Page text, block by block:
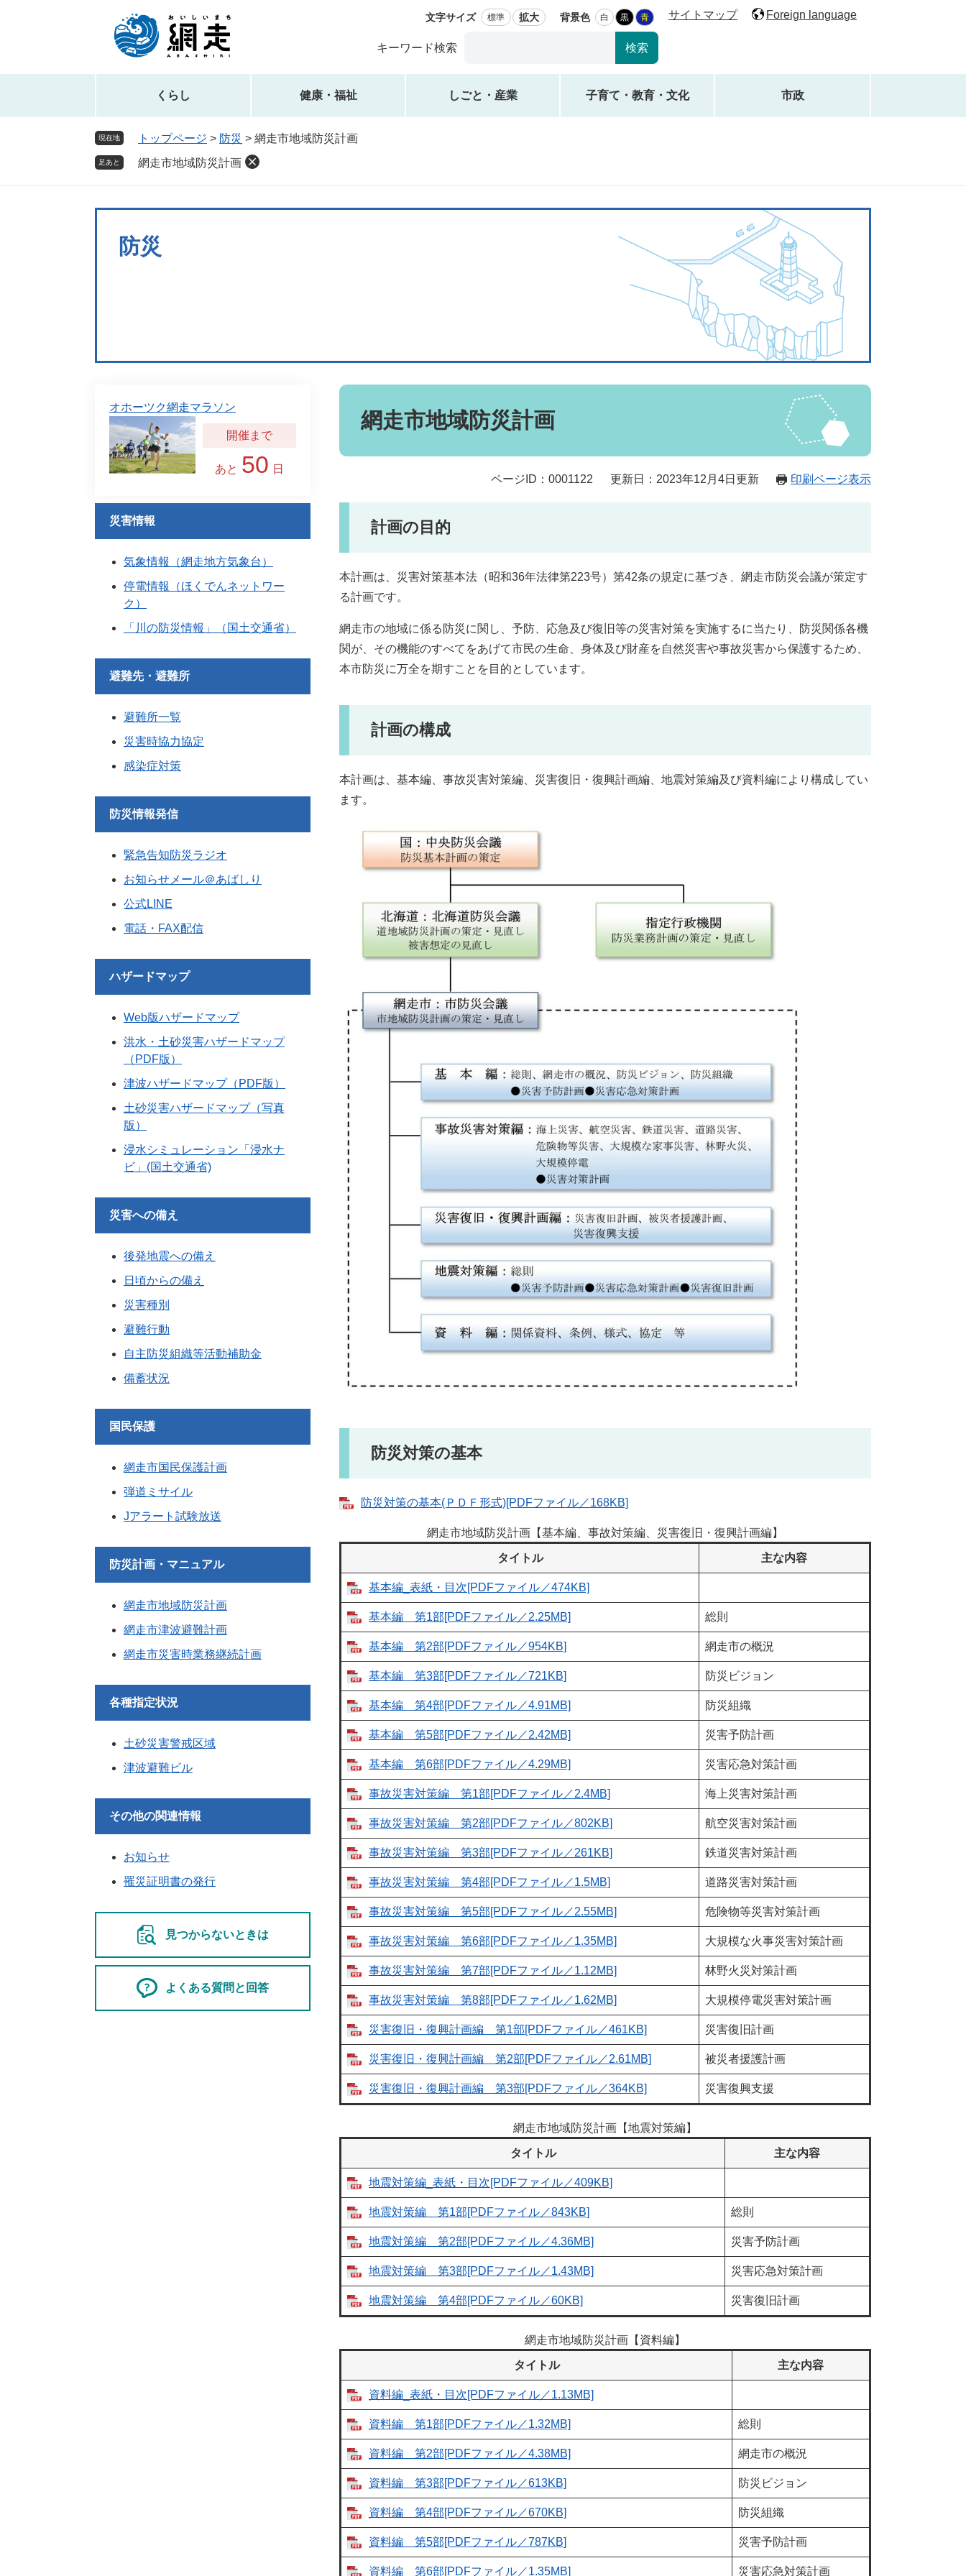
先
を
文字サイズ 標準 拡大 背景色 白 黒 青 サイトマップ Foreign language
キーワード検索
ス
タ
くらし 健康・福祉 しごと・産業 子育て・教育・文化 市政
現在地 トップページ > 防災 > 網走市地域防災計画
足あと 網走市地域防災計画
防災
本
網走市地域防災計画
ページID：0001122 更新日：2023年12月4日更新 印刷ページ表示
計画の目的
本計画は、災害対策基本法（昭和36年法律第223号）第42条の規定に基づき、網走市防災会議が策定す
る計画です。
網走市の地域に係る防災に関し、予防、応急及び復旧等の災害対策を実施するに当たり、防災関係各機
関が、その機能のすべてをあげて市民の生命、身体及び財産を自然災害や事故災害から保護するため、
本市防災に万全を期すことを目的としています。
計画の構成
本計画は、基本編、事故災害対策編、災害復旧・復興計画編、地震対策編及び資料編により構成してい
ます。
防災対策の基本
防災対策の基本(ＰＤＦ形式)[PDFファイル／168KB]
網走市地域防災計画【基本編、事故対策編、災害復旧・復興計画編】
タイトル 主な内容
基本編_表紙・目次[PDFファイル／474KB]
基本編 第1部[PDFファイル／2.25MB] 総則
基本編 第2部[PDFファイル／954KB] 網走市の概況
基本編 第3部[PDFファイル／721KB] 防災ビジョン
基本編 第4部[PDFファイル／4.91MB] 防災組織
基本編 第5部[PDFファイル／2.42MB] 災害予防計画
基本編 第6部[PDFファイル／4.29MB] 災害応急対策計画
事故災害対策編 第1部[PDFファイル／2.4MB] 海上災害対策計画
事故災害対策編 第2部[PDFファイル／802KB] 航空災害対策計画
事故災害対策編 第3部[PDFファイル／261KB] 鉄道災害対策計画
事故災害対策編 第4部[PDFファイル／1.5MB] 道路災害対策計画
事故災害対策編 第5部[PDFファイル／2.55MB] 危険物等災害対策計画
事故災害対策編 第6部[PDFファイル／1.35MB] 大規模な火事災害対策計画
事故災害対策編 第7部[PDFファイル／1.12MB] 林野火災対策計画
事故災害対策編 第8部[PDFファイル／1.62MB] 大規模停電災害対策計画
災害復旧・復興計画編 第1部[PDFファイル／461KB] 災害復旧計画
災害復旧・復興計画編 第2部[PDFファイル／2.61MB] 被災者援護計画
災害復旧・復興計画編 第3部[PDFファイル／364KB] 災害復興支援
網走市地域防災計画【地震対策編】
タイトル 主な内容
地震対策編_表紙・目次[PDFファイル／409KB]
地震対策編 第1部[PDFファイル／843KB] 総則
地震対策編 第2部[PDFファイル／4.36MB] 災害予防計画
地震対策編 第3部[PDFファイル／1.43MB] 災害応急対策計画
地震対策編 第4部[PDFファイル／60KB] 災害復旧計画
網走市地域防災計画【資料編】
タイトル 主な内容
資料編_表紙・目次[PDFファイル／1.13MB]
資料編 第1部[PDFファイル／1.32MB] 総則
資料編 第2部[PDFファイル／4.38MB] 網走市の概況
資料編 第3部[PDFファイル／613KB] 防災ビジョン
資料編 第4部[PDFファイル／670KB] 防災組織
資料編 第5部[PDFファイル／787KB] 災害予防計画
資料編 第6部[PDFファイル／1.35MB] 災害応急対策計画
オホーツク網走マラソン
あと 50 日
災害情報
気象情報（網走地方気象台）
停電情報（ほくでんネットワー
ク）
「川の防災情報」（国土交通省）
避難先・避難所
避難所一覧
災害時協力協定
感染症対策
防災情報発信
緊急告知防災ラジオ
お知らせメール＠あばしり
公式LINE
電話・FAX配信
ハザードマップ
Web版ハザードマップ
洪水・土砂災害ハザードマップ
（PDF版）
津波ハザードマップ（PDF版）
土砂災害ハザードマップ（写真
版）
浸水シミュレーション「浸水ナ
ビ」(国土交通省)
災害への備え
後発地震への備え
日頃からの備え
災害種別
避難行動
自主防災組織等活動補助金
備蓄状況
国民保護
網走市国民保護計画
弾道ミサイル
Jアラート試験放送
防災計画・マニュアル
網走市地域防災計画
網走市津波避難計画
網走市災害時業務継続計画
各種指定状況
土砂災害警戒区域
津波避難ビル
その他の関連情報
お知らせ
罹災証明書の発行
見つからないときは
よくある質問と回答